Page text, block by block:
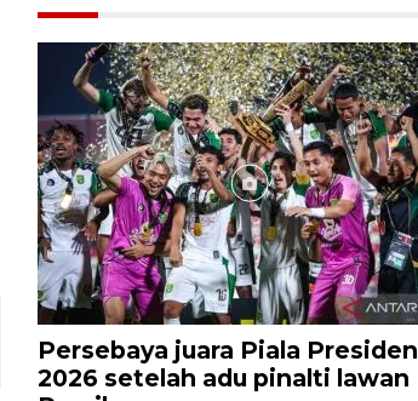
Persebaya juara Piala Presiden
2026 setelah adu pinalti lawan